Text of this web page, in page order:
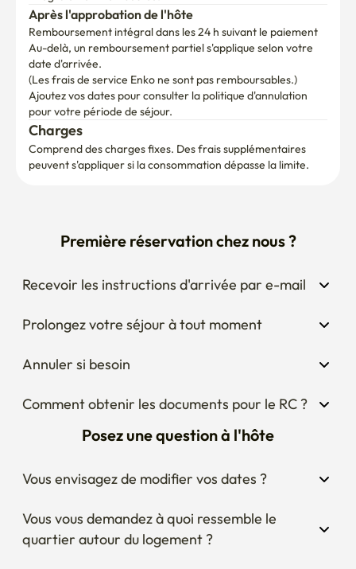
Après l'approbation de l'hôte
Remboursement intégral dans les 24 h suivant le paiement
Au-delà, un remboursement partiel s'applique selon votre
date d'arrivée.
(Les frais de service Enko ne sont pas remboursables.)
Ajoutez vos dates pour consulter la politique d'annulation
pour votre période de séjour.
Charges
Comprend des charges fixes. Des frais supplémentaires
peuvent s'appliquer si la consommation dépasse la limite.
Première réservation chez nous ?
Recevoir les instructions d'arrivée par e-mail
Prolongez votre séjour à tout moment
Annuler si besoin
Comment obtenir les documents pour le RC ?
Posez une question à l'hôte
Vous envisagez de modifier vos dates ?
Vous vous demandez à quoi ressemble le
quartier autour du logement ?